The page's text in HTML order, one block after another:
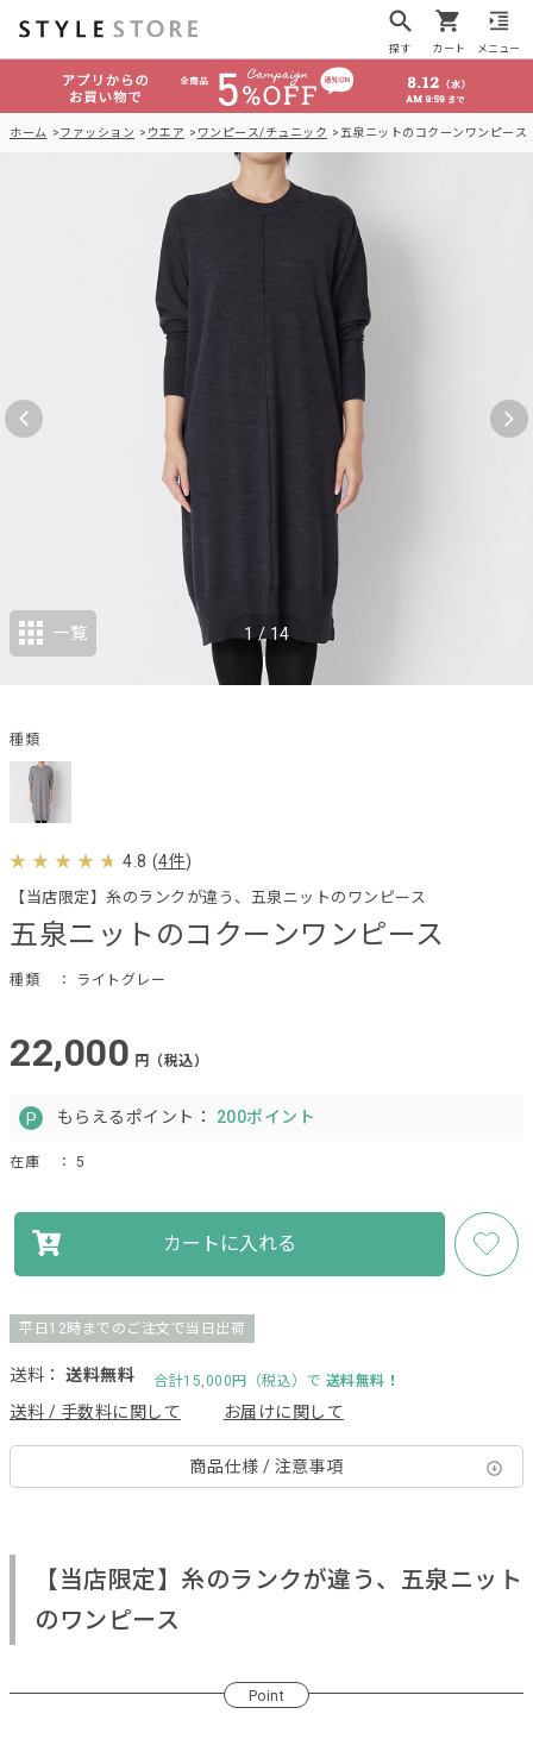
探す カート メニュー
ホーム ファッション ウエア ワンピース/チュニック 五泉ニットのコクーンワンピース
五泉ニットのコクーンワンピース
【当店限定】糸のランクが違う、五泉ニットのワンピース
種類 ： ライトグレー
4.8 (4件)
22,000 円（税込）
もらえるポイント： 200ポイント
在庫 ： 5
カートに入れる
平日12時までのご注文で当日出荷
送料： 送料無料 合計15,000円（税込）で 送料無料！
送料 / 手数料に関して お届けに関して
商品仕様 / 注意事項
1/ 14
一覧
種類
【当店限定】糸のランクが違う、五泉ニット
のワンピース
Point